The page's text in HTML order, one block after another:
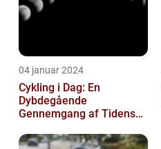
04 januar 2024
Cykling i Dag: En
Dybdegående
Gennemgang af Tidens